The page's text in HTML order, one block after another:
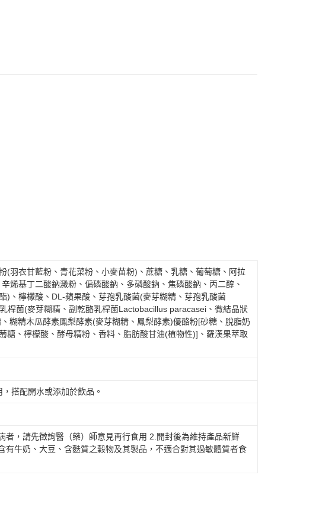
(羽衣甘藍粉、青花菜粉、小麥苗粉)、蔗糖、乳糖、葡萄糖、阿拉
烯基丁二酸鈉澱粉、偏磷酸鈉、多磷酸鈉、焦磷酸鈉、丙二醇、
)、檸檬酸、DL-蘋果酸、芽孢乳酸菌(麥芽糊精、芽孢乳酸菌
桿菌(麥芽糊精、副乾酪乳桿菌Lactobacillus paracasei、微結晶狀
糊精木瓜酵素鳳梨酵素(麥芽糊精、鳳梨酵素)優酪粉[砂糖、脫脂奶
糖、檸檬酸、酵母精粉、香料、脂肪酸甘油(植物性)]、羅漢果萃取
搭配開水或添加於飲品。
者，請先徵詢醫（藥）師意見再行食用 2.開封後為維持產品新鮮
有牛奶、大豆、含麩質之穀物及其製品，不適合對其過敏體質者食